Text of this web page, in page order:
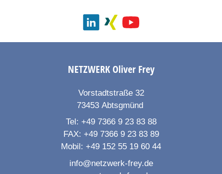
NETZWERKOliver Frey
Vorstadtstraße 32
73453 Abtsgmünd
Tel: +49 7366 9 23 83 88
FAX: +49 7366 9 23 83 89
Mobil: +49 152 55 19 60 44
info@netzwerk-frey.de